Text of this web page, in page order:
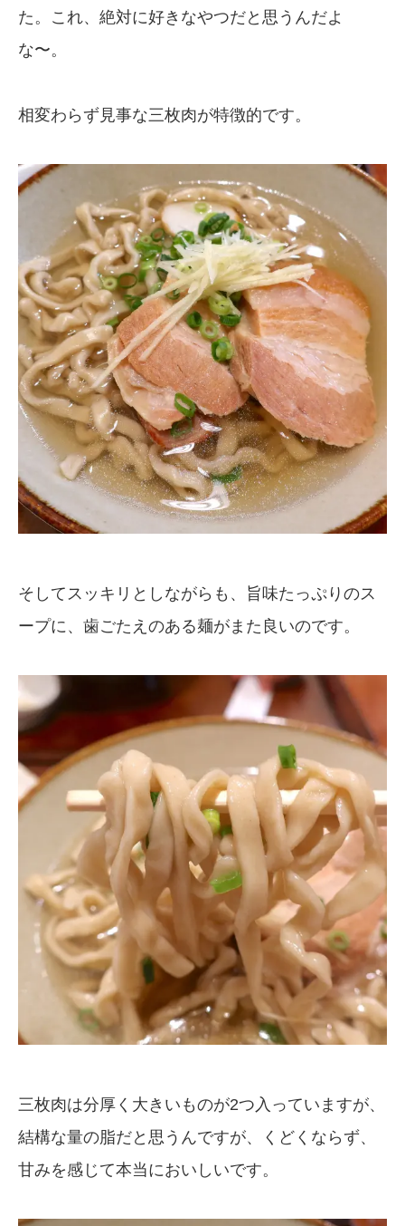
た。これ、絶対に好きなやつだと思うんだよ
な〜。
相変わらず見事な三枚肉が特徴的です。
そしてスッキリとしながらも、旨味たっぷりのス
ープに、歯ごたえのある麺がまた良いのです。
三枚肉は分厚く大きいものが2つ入っていますが、
結構な量の脂だと思うんですが、くどくならず、
甘みを感じて本当においしいです。